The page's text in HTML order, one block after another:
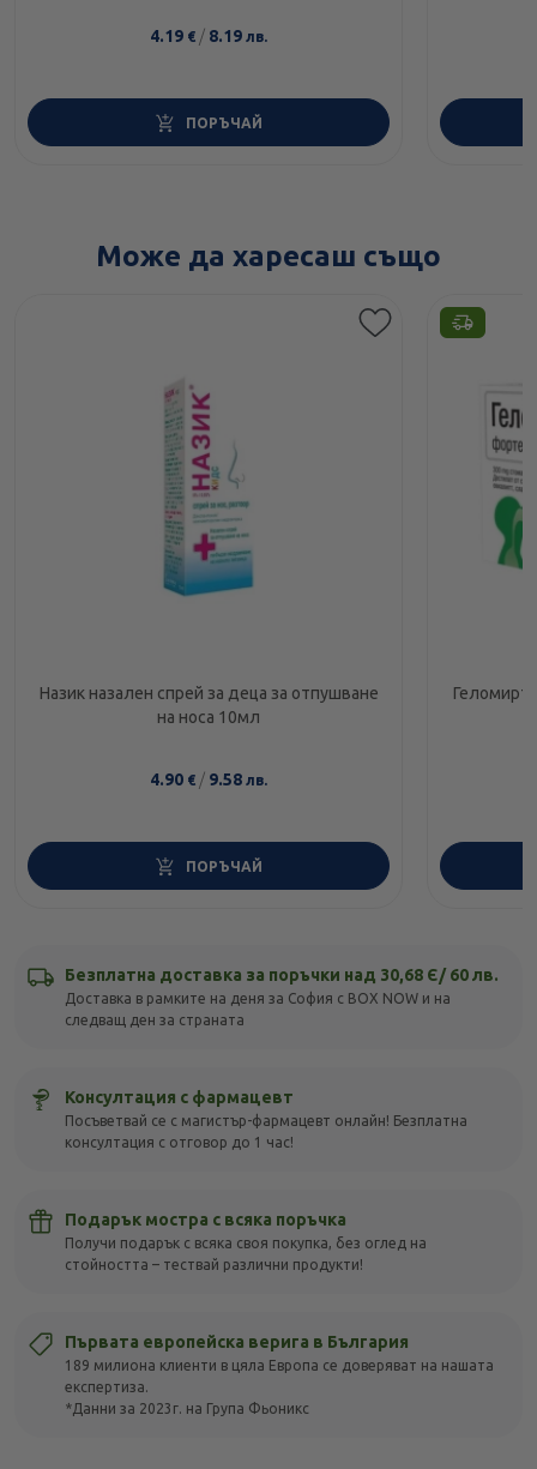
4.19 € / 8.19 лв.
ПОРЪЧАЙ
Може да харесаш също
Назик назален спрей за деца за отпушване
на носа 10мл
4.90 € / 9.58 лв.
ПОРЪЧАЙ
Безплатна доставка за поръчки над 30,68 Є/ 60 лв.
Доставка в рамките на деня за София с BOX NOW и на
следващ ден за страната
Консултация с фармацевт
Посъветвай се с магистър-фармацевт онлайн! Безплатна
консултация с отговор до 1 час!
Подарък мостра с всяка поръчка
Получи подарък с всяка своя покупка, без оглед на
стойността – тествай различни продукти!
Първата европейска верига в България
189 милиона клиенти в цяла Европа се доверяват на нашата
експертиза.
*Данни за 2023г. на Група Фьоникс